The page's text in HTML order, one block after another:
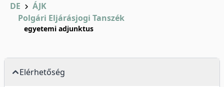
DE
ÁJK
Polgári Eljárásjogi Tanszék
egyetemi adjunktus
Elérhetőség